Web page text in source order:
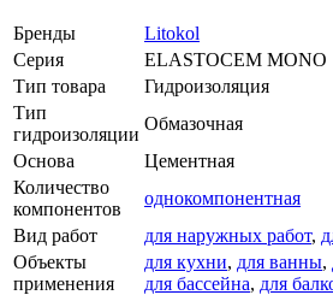
Бренды
Litokol
Серия
ELASTOCEM MONO
Тип товара
Гидроизоляция
Тип
гидроизоляции
Обмазочная
Основа
Цементная
Количество
компонентов
однокомпонентная
Вид работ
для наружных работ,
Объекты
применения
для кухни, для ванны,
для бассейна, для